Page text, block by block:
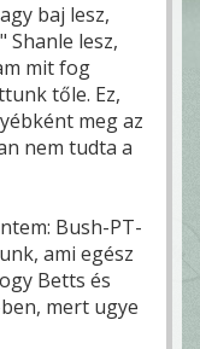
baj lesz,
Shanle lesz,
mit fog
tőle. Ez,
meg az
nem tudta a
Bush-PT-
ami egész
Betts és
mert ugye